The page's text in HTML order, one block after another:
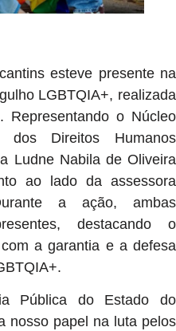
esteve presente na
LGBTQIA+, realizada
Representando o Núcleo
dos Direitos Humanos
Ludne Nabila de Oliveira
ao lado da assessora
a ação, ambas
destacando o
a garantia e a defesa
Pública do Estado do
nosso papel na luta pelos